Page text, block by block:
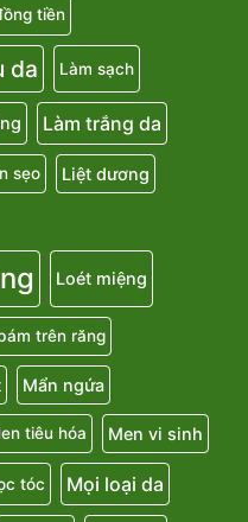
tiền
da Làm sạch
Làm trắng da
sẹo Liệt dương
Loét miệng
trên răng
Mẩn ngứa
tiêu hóa Men vi sinh
tóc Mọi loại da